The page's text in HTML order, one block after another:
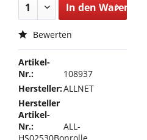
In den Warenkorb
Bewerten
Artikel-
Nr.:
108937
Hersteller:ALLNET
Hersteller
Artikel-
Nr.:
ALL-